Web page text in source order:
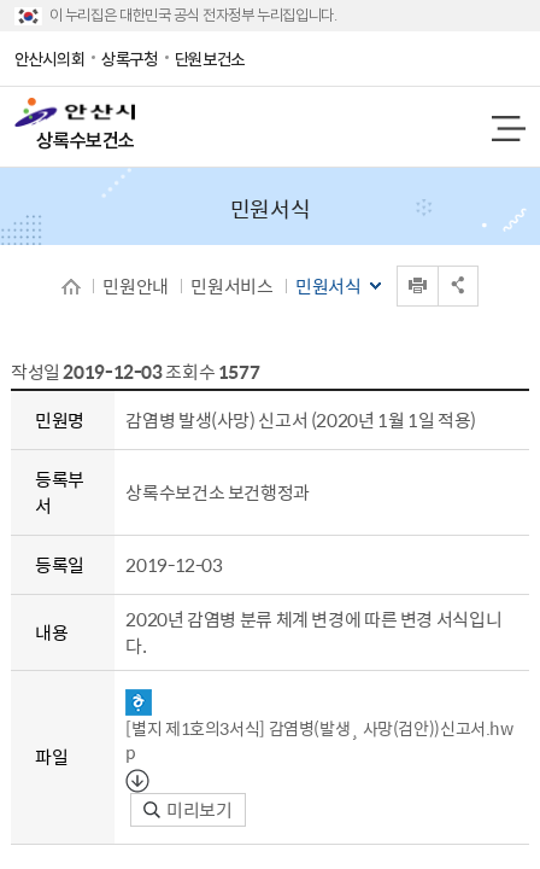
이 누리집은 대한민국 공식 전자정부 누리집입니다.
안산시의회 상록구청 단원보건소
상록수보건소
민원서식
민원안내 민원서비스 민원서식
작성일2019-12-03조회수1577
민원명 감염병 발생(사망) 신고서 (2020년 1월 1일 적용)
등록부
서
상록수보건소 보건행정과
등록일 2019-12-03
내용
2020년 감염병 분류 체계 변경에 따른 변경 서식입니
다.
파일
[별지 제1호의3서식] 감염병(발생¸ 사망(검안))신고서.hw
p
미리보기